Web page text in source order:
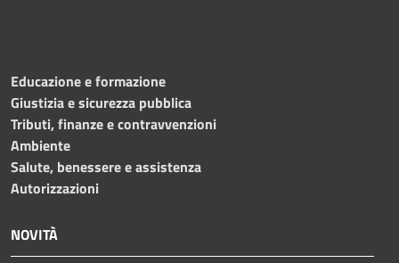
Educazione e formazione
Giustizia e sicurezza pubblica
Tributi, finanze e contravvenzioni
Ambiente
Salute, benessere e assistenza
Autorizzazioni
NOVITÀ